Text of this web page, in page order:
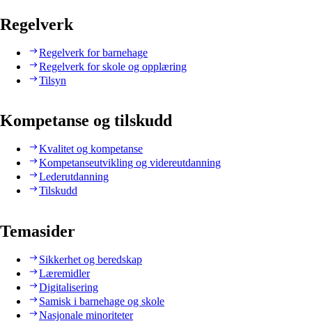
Regelverk
Regelverk for barnehage
Regelverk for skole og opplæring
Tilsyn
Kompetanse og tilskudd
Kvalitet og kompetanse
Kompetanseutvikling og videreutdanning
Lederutdanning
Tilskudd
Temasider
Sikkerhet og beredskap
Læremidler
Digitalisering
Samisk i barnehage og skole
Nasjonale minoriteter